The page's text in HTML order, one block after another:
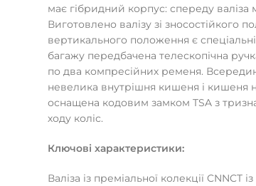
має гібридний корпус: спереду валіза
Виготовлено валізу зі зносостійкого
вертикального положення є
багажу передбачена телескопічна
по два компресійних ременя.
невелика внутрішня кишеня і кишеня
оснащена кодовим замком TSA з
ходу коліс.
Ключові характеристики:
Валіза із преміальної колекції